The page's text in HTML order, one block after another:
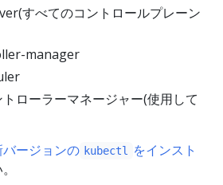
すべてのコントロールプレーン
manager
ローラーマネージャー(使用して
ージョンの kubectl
をインスト